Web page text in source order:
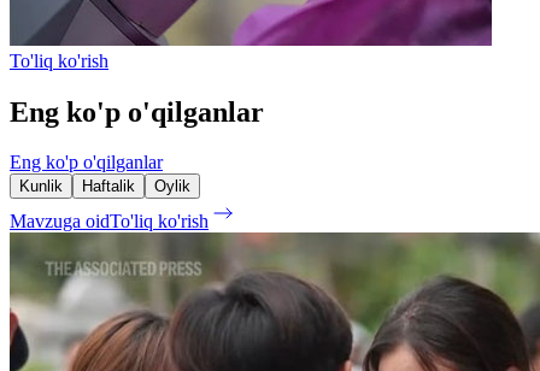
To'liq ko'rish
Eng ko'p o'qilganlar
Eng ko'p o'qilganlar
Kunlik Haftalik Oylik
Mavzuga oidTo'liq ko'rish